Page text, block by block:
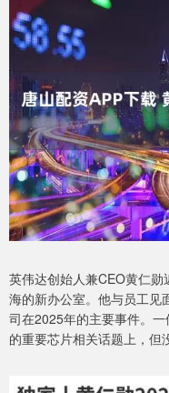
英伟达创始人兼CEO黄仁
海的新办公室。他与员工见
司在2025年的主要事件。
的重要芯片相关话题上，但